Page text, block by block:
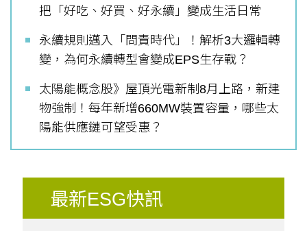
把「好吃、好買、好永續」變成生活日常
永續規則邁入「問責時代」！解析3大邏輯轉
變，為何永續轉型會變成EPS生存戰？
太陽能概念股》屋頂光電新制8月上路，新建
物強制！每年新增660MW裝置容量，哪些太
陽能供應鏈可望受惠？
最新ESG快訊